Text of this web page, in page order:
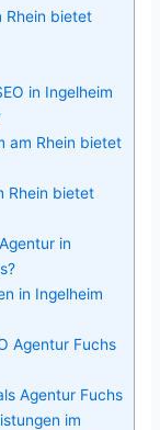
Rhein bietet
in Ingelheim
am Rhein bietet
Rhein bietet
in
in Ingelheim
Agentur Fuchs
Agentur Fuchs
im